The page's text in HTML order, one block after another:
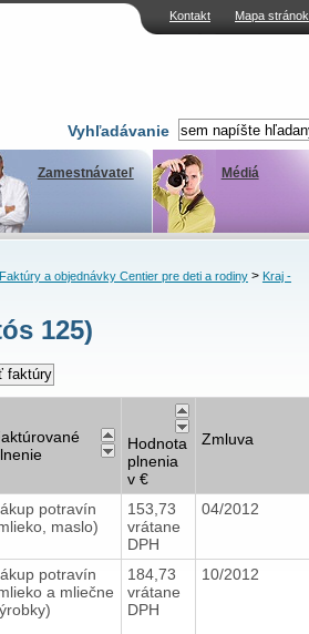
Kontakt Mapa stránok
Vyhľadávanie
Zamestnávateľ Médiá
Faktúry a objednávky Centier pre deti a rodiny> Kraj -
125)
Hodnota
plnenia
v €
Zmluva
potravín
maslo)
153,73
vrátane
DPH
04/2012
potravín
a mliečne
184,73
vrátane
DPH
10/2012